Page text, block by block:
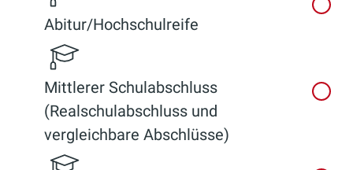
Abitur/Hochschulreife
Mittlerer Schulabschluss
(Realschulabschluss und
vergleichbare Abschlüsse)